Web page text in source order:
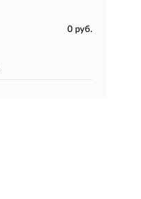
0 руб.